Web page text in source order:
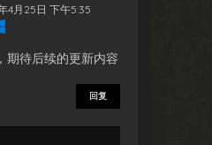
4月25日 下午5:35
期待后续的更新内容
回复